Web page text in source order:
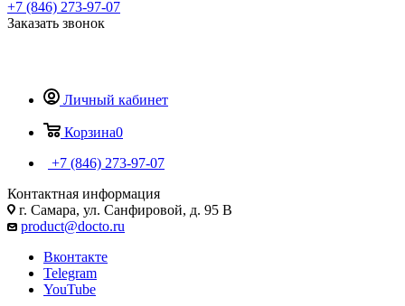
+7 (846) 273-97-07
Заказать звонок
Личный кабинет
Корзина0
+7 (846) 273-97-07
Контактная информация
г. Самара, ул. Санфировой, д. 95 В
product@docto.ru
Вконтакте
Telegram
YouTube